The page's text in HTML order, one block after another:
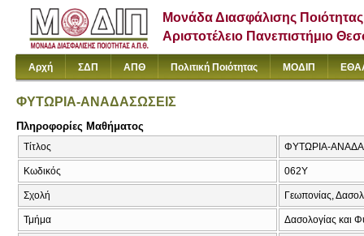
Μονάδα Διασφάλισης Ποιότητας
Αριστοτέλειο Πανεπιστήμιο
Αρχή ΣΔΠ ΑΠΘ Πολιτική Ποιότητας ΜΟΔΙΠ
ΦΥΤΩΡΙΑ-ΑΝΑΔΑΣΩΣΕΙΣ
Πληροφορίες Μαθήματος
Τίτλος ΦΥΤΩΡΙΑ-
Κωδικός 062Υ
Σχολή Γεωπονίας,
Τμήμα Δασολογίας και